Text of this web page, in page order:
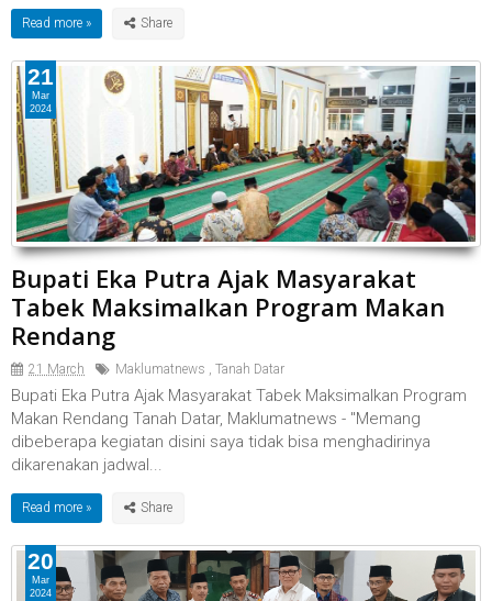
Read more »
Bupati Eka Putra Ajak Masyarakat
Tabek Maksimalkan Program Makan
Rendang
21 March Maklumatnews , Tanah Datar
Bupati Eka Putra Ajak Masyarakat Tabek Maksimalkan Program
Makan Rendang Tanah Datar, Maklumatnews - "Memang
dibeberapa kegiatan disini saya tidak bisa menghadirinya
dikarenakan jadwal...
Read more »
21
Mar
2024
20
Mar
2024